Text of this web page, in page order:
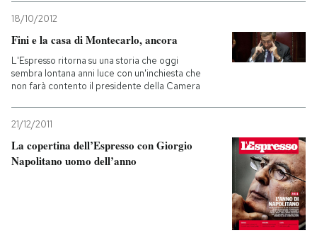
18/10/2012
Fini e la casa di Montecarlo, ancora
L'Espresso ritorna su una storia che oggi
sembra lontana anni luce con un'inchiesta che
non farà contento il presidente della Camera
21/12/2011
La copertina dell’Espresso con Giorgio
Napolitano uomo dell’anno